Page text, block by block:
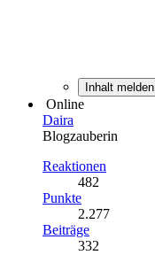
Inhalt melden
Online
Daira
Blogzauberin
Reaktionen
482
Punkte
2.277
Beiträge
332